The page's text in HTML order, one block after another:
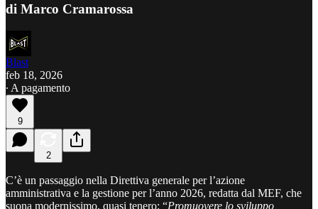
di Marco Cramarossa
Blast
feb 18, 2026
∙ A pagamento
9
2
C’è un passaggio nella Direttiva generale per l’azione
amministrativa e la gestione per l’anno 2026, redatta dal MEF, che
suona modernissimo, quasi tenero: “Promuovere lo sviluppo